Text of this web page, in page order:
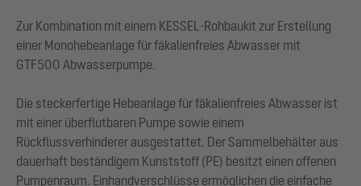
Zur Kombination mit einem KESSEL-Rohbaukit zur Erstellung
einer Monohebeanlage für fäkalienfreies Abwasser mit
GTF500 Abwasserpumpe.
Die steckerfertige Hebeanlage für fäkalienfreies Abwasser ist
mit einer überflutbaren Pumpe sowie einem
Rückflussverhinderer ausgestattet. Der Sammelbehälter aus
dauerhaft beständigem Kunststoff (PE) besitzt einen offenen
Pumpenraum. Einhandverschlüsse ermöglichen die einfache